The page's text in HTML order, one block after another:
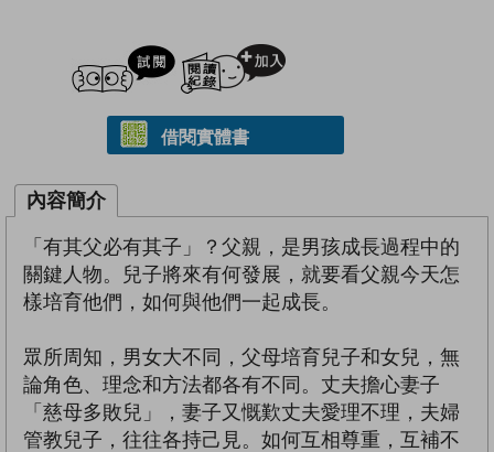
試閲
借閱實體書
內容簡介
「有其父必有其子」？父親，是男孩成長過程中的
關鍵人物。兒子將來有何發展，就要看父親今天怎
樣培育他們，如何與他們一起成長。
眾所周知，男女大不同，父母培育兒子和女兒，無
論角色、理念和方法都各有不同。丈夫擔心妻子
「慈母多敗兒」，妻子又慨歎丈夫愛理不理，夫婦
管教兒子，往往各持己見。如何互相尊重，互補不